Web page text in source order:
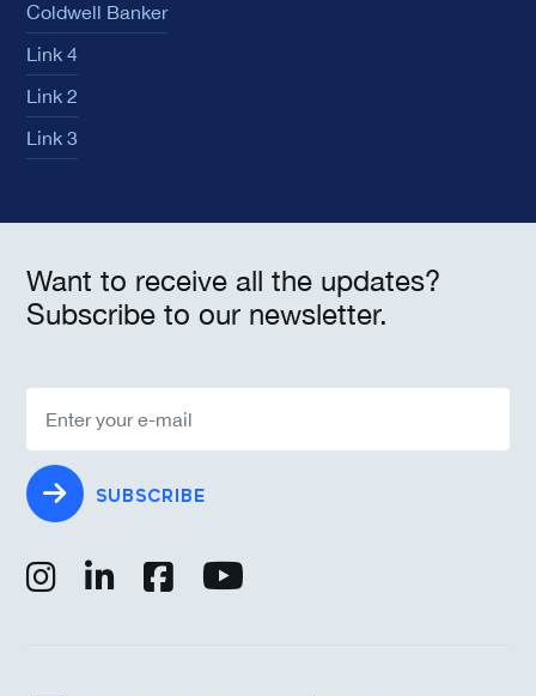
Coldwell Banker
Link 4
Link 2
Link 3
Want to receive all the updates?
Subscribe to our newsletter.
SUBSCRIBE